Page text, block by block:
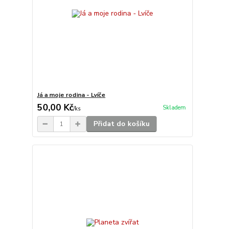
Já a moje rodina - Lvíče
50,00 Kč/ks Skladem
Přidat do košíku